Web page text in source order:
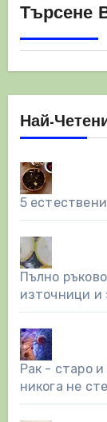
Търсене
Най-
5
Пълно
източници и
Рак - старо и
никога не